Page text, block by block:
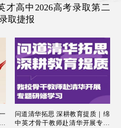
才高中2026高考录取第二
取捷报
问道清华拓思 深耕教育提质｜绵
中英才骨干教师赴清华开展专题